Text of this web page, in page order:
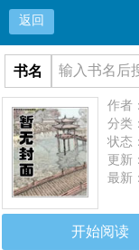
返回
书名
作者
分类：
状态
更新：
最新：
开始阅读